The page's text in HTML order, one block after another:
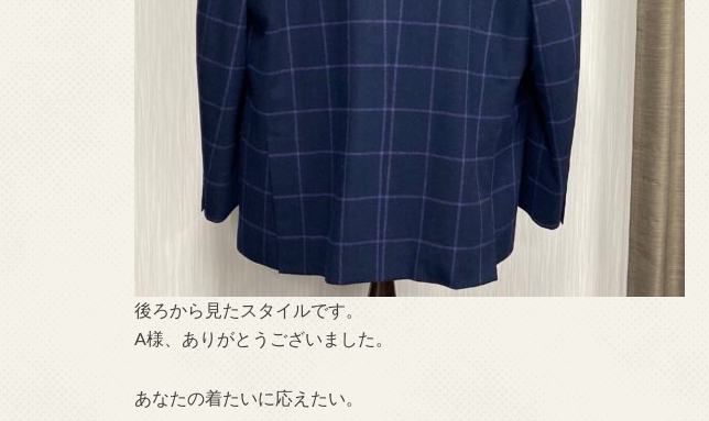
後ろから見たスタイルです。
A様、ありがとうございました。
あなたの着たいに応えたい。